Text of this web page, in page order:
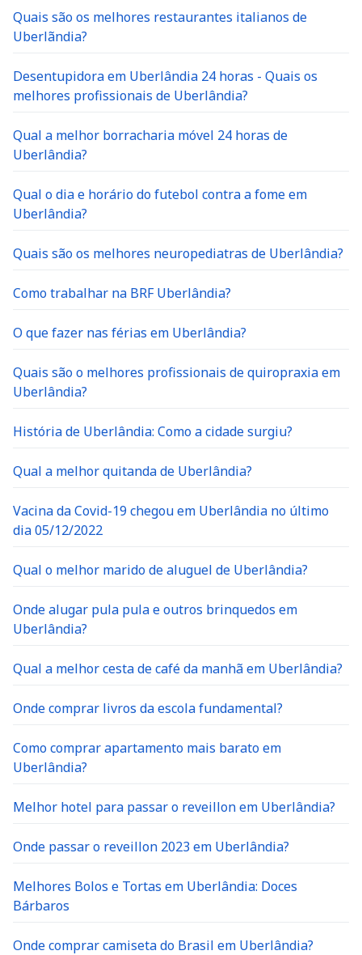
Quais são os melhores restaurantes italianos de
Uberlãndia?
Desentupidora em Uberlândia 24 horas - Quais os
melhores profissionais de Uberlândia?
Qual a melhor borracharia móvel 24 horas de
Uberlândia?
Qual o dia e horário do futebol contra a fome em
Uberlândia?
Quais são os melhores neuropediatras de Uberlândia?
Como trabalhar na BRF Uberlândia?
O que fazer nas férias em Uberlândia?
Quais são o melhores profissionais de quiropraxia em
Uberlândia?
História de Uberlândia: Como a cidade surgiu?
Qual a melhor quitanda de Uberlândia?
Vacina da Covid-19 chegou em Uberlândia no último
dia 05/12/2022
Qual o melhor marido de aluguel de Uberlândia?
Onde alugar pula pula e outros brinquedos em
Uberlândia?
Qual a melhor cesta de café da manhã em Uberlândia?
Onde comprar livros da escola fundamental?
Como comprar apartamento mais barato em
Uberlândia?
Melhor hotel para passar o reveillon em Uberlândia?
Onde passar o reveillon 2023 em Uberlândia?
Melhores Bolos e Tortas em Uberlândia: Doces
Bárbaros
Onde comprar camiseta do Brasil em Uberlândia?